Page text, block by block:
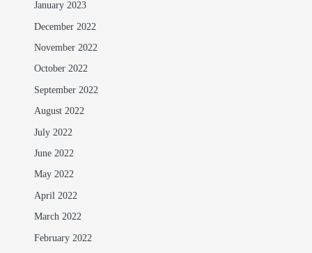
January 2023
December 2022
November 2022
October 2022
September 2022
August 2022
July 2022
June 2022
May 2022
April 2022
March 2022
February 2022